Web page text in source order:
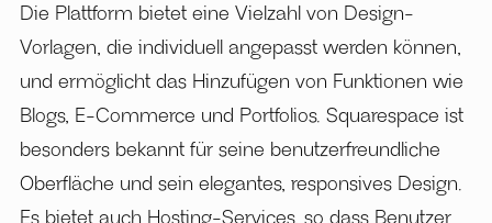
Die Plattform bietet eine Vielzahl von Design-
Vorlagen, die individuell angepasst werden können,
und ermöglicht das Hinzufügen von Funktionen wie
Blogs, E-Commerce und Portfolios. Squarespace ist
besonders bekannt für seine benutzerfreundliche
Oberfläche und sein elegantes, responsives Design.
Es bietet auch Hosting-Services, so dass Benutzer